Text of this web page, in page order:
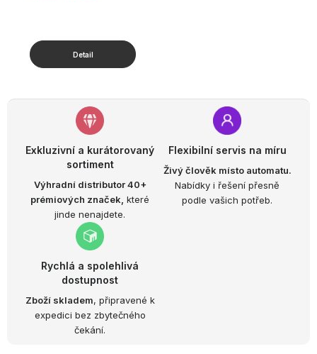
Exkluzivní a kurátorovaný
sortiment
Výhradní distributor 40+
prémiových značek, které
jinde nenajdete.
Flexibilní servis na míru
Živý člověk místo automatu.
Nabídky i řešení přesně
podle vašich potřeb.
Rychlá a spolehlivá
dostupnost
Zboží skladem, připravené k
expedici bez zbytečného
čekání.